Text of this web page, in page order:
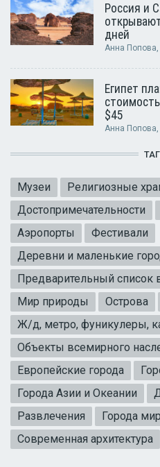
Россия и
дней
Анна Попова
Египет
$45
Анна Попова
Музеи
Религиозные
Достопримечательности
Аэропорты
Фестивали
Деревни и маленькие
Предварительный список
Мир природы
Острова
Ж/д, метро, фуникулеры,
Объекты всемирного
Европейские города
Города Азии и Океании
Развлечения
Города
Современная архитектура